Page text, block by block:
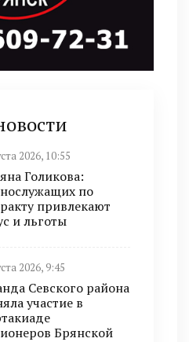
2026, 10:55
Голикова:
по
привлекают
и льготы
2026, 9:45
Севского района
участие в
Брянской